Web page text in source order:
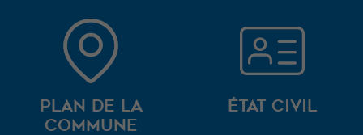
PLAN DE LA
COMMUNE
ÉTAT CIVIL